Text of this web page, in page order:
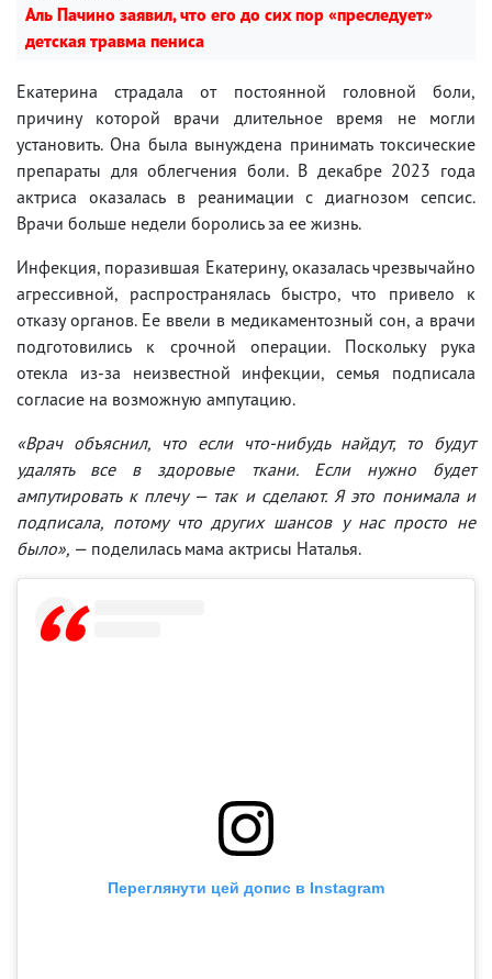
Аль Пачино заявил, что его до сих пор «преследует»
детская травма пениса
Екатерина страдала от постоянной головной боли,
причину которой врачи длительное время не могли
установить. Она была вынуждена принимать токсические
препараты для облегчения боли. В декабре 2023 года
актриса оказалась в реанимации с диагнозом сепсис.
Врачи больше недели боролись за ее жизнь.
Инфекция, поразившая Екатерину, оказалась чрезвычайно
агрессивной, распространялась быстро, что привело к
отказу органов. Ее ввели в медикаментозный сон, а врачи
подготовились к срочной операции. Поскольку рука
отекла из-за неизвестной инфекции, семья подписала
согласие на возможную ампутацию.
«Врач объяснил, что если что-нибудь найдут, то будут
удалять все в здоровые ткани. Если нужно будет
ампутировать к плечу — так и сделают. Я это понимала и
подписала, потому что других шансов у нас просто не
было», — поделилась мама актрисы Наталья.
Переглянути цей допис в Instagram